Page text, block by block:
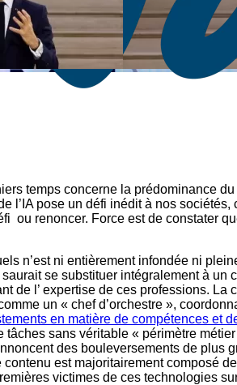
temps concerne la prédominance
l’IA pose un défi inédit à nos
ou renoncer. Force est de constater
n’est ni entièrement infondée ni
se substituer intégralement à
de l’ expertise de ces professions.
un « chef d’orchestre »,
en matière de compétences et
sans véritable « périmètre
des bouleversements de plus
est majoritairement composé
victimes de ces technologies